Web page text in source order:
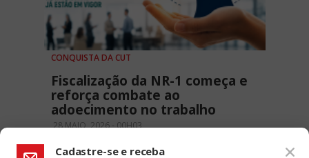
CONQUISTA DA CUT
Fiscalização da NR-1 começa e
reforça combate ao
adoecimento no trabalho
28 MAIO, 2026 - 00H03
Cadastre-se e receba